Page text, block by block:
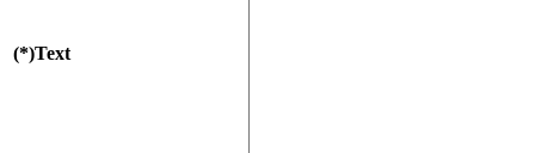
(*)Text